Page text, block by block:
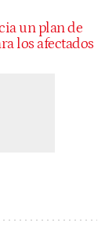
un plan de
los afectados